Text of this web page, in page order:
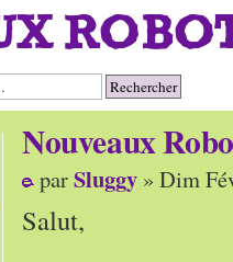
Nouveaux
parSluggy » Dim
Salut,